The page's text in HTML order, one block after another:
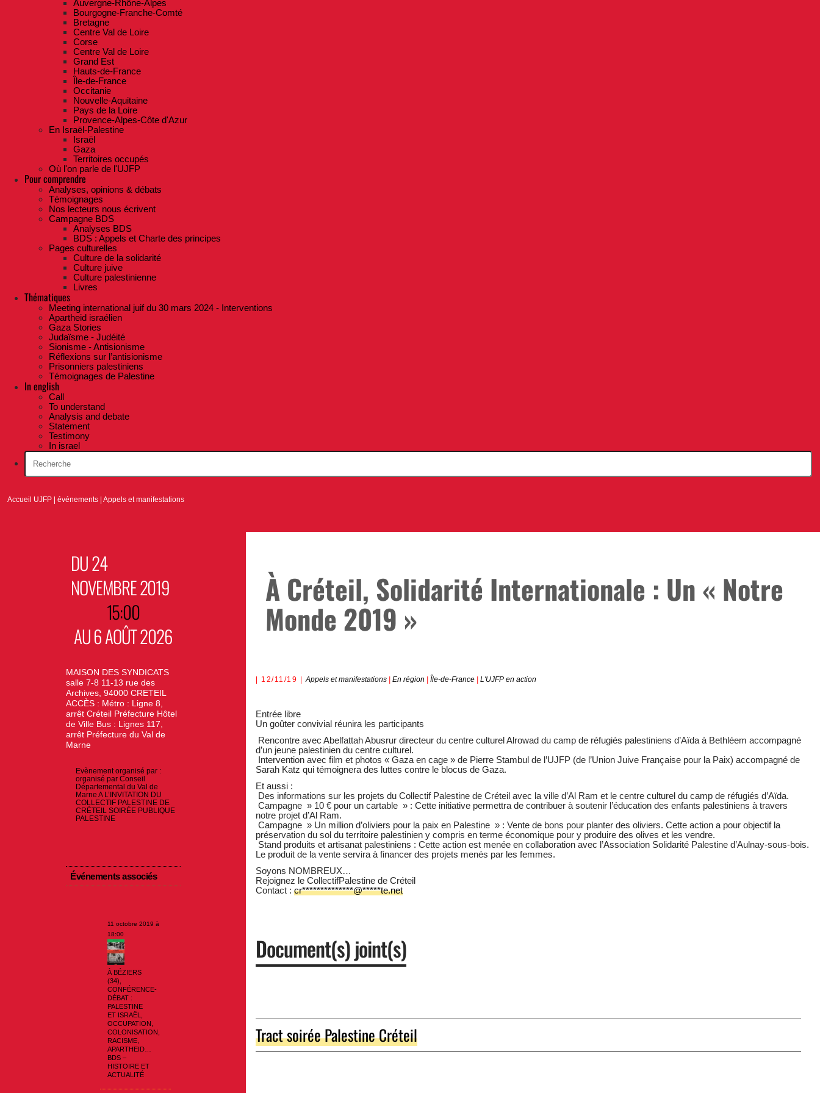
Auvergne-Rhône-Alpes
Bourgogne-Franche-Comté
Bretagne
Centre Val de Loire
Corse
Centre Val de Loire
Grand Est
Hauts-de-France
Île-de-France
Occitanie
Nouvelle-Aquitaine
Pays de la Loire
Provence-Alpes-Côte d'Azur
En Israël-Palestine
Israël
Gaza
Territoires occupés
Où l'on parle de l'UJFP
Pour comprendre
Analyses, opinions & débats
Témoignages
Nos lecteurs nous écrivent
Campagne BDS
Analyses BDS
BDS : Appels et Charte des principes
Pages culturelles
Culture de la solidarité
Culture juive
Culture palestinienne
Livres
Thématiques
Meeting international juif du 30 mars 2024 - Interventions
Apartheid israélien
Gaza Stories
Judaïsme - Judéité
Sionisme - Antisionisme
Réflexions sur l’antisionisme
Prisonniers palestiniens
Témoignages de Palestine
In english
Call
To understand
Analysis and debate
Statement
Testimony
In israel
Accueil UJFP |événements |Appels et manifestations
DU 24
NOVEMBRE 2019
15:00
AU 6 AOÛT 2026
MAISON DES SYNDICATS
salle 7-8 11-13 rue des
Archives, 94000 CRETEIL
ACCÈS : Métro : Ligne 8,
arrêt Créteil Préfecture Hôtel
de Ville Bus : Lignes 117,
arrêt Préfecture du Val de
Marne
Evènement organisé par :
organisé par Conseil
Départemental du Val de
Marne A L’INVITATION DU
COLLECTIF PALESTINE DE
CRÉTEIL SOIRÉE PUBLIQUE
PALESTINE
Événements associés
11 octobre 2019 à
18:00
À BÉZIERS
(34),
CONFÉRENCE-
DÉBAT :
PALESTINE
ET ISRAËL,
OCCUPATION,
COLONISATION,
RACISME,
APARTHEID…
BDS –
HISTOIRE ET
ACTUALITÉ
À Créteil, Solidarité Internationale : Un « Notre
Monde 2019 »
12/11/19 Appels et manifestations| En région Île-de-France| L'UJFP en action
Entrée libre
Un goûter convivial réunira les participants
Rencontre avec Abelfattah Abusrur directeur du centre culturel Alrowad du camp de réfugiés palestiniens d’Aïda à Bethléem accompagné
d’un jeune palestinien du centre culturel.
Intervention avec film et photos « Gaza en cage » de Pierre Stambul de l’UJFP (de l’Union Juive Française pour la Paix) accompagné de
Sarah Katz qui témoignera des luttes contre le blocus de Gaza.
Et aussi :
Des informations sur les projets du Collectif Palestine de Créteil avec la ville d’Al Ram et le centre culturel du camp de réfugiés d’Aïda.
Campagne » 10 € pour un cartable » : Cette initiative permettra de contribuer à soutenir l’éducation des enfants palestiniens à travers
notre projet d’Al Ram.
Campagne » Un million d’oliviers pour la paix en Palestine » : Vente de bons pour planter des oliviers. Cette action a pour objectif la
préservation du sol du territoire palestinien y compris en terme économique pour y produire des olives et les vendre.
Stand produits et artisanat palestiniens : Cette action est menée en collaboration avec l’Association Solidarité Palestine d’Aulnay-sous-bois.
Le produit de la vente servira à financer des projets menés par les femmes.
Soyons NOMBREUX…
Rejoignez le CollectifPalestine de Créteil
Contact :cr**************@*****te.net
Document(s) joint(s)
Tract soirée Palestine Créteil